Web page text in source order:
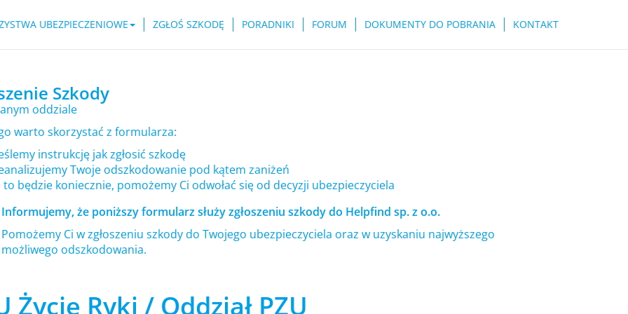
UBEZPIECZENIOWE ZGŁOŚ SZKODĘ PORADNIKI FORUM DOKUMENTY DO POBRANIA KONTAKT
Szkody
oddziale
warto skorzystać z formularza:
instrukcję jak zgłosić szkodę
Twoje odszkodowanie pod kątem zaniżeń
będzie koniecznie, pomożemy Ci odwołać się od decyzji ubezpieczyciela
Informujemy, że poniższy formularz służy zgłoszeniu szkody do Helpfind sp. z o.o.
Pomożemy Ci w zgłoszeniu szkody do Twojego ubezpieczyciela oraz w uzyskaniu najwyższego
możliwego odszkodowania.
Życie Ryki / Oddział PZU